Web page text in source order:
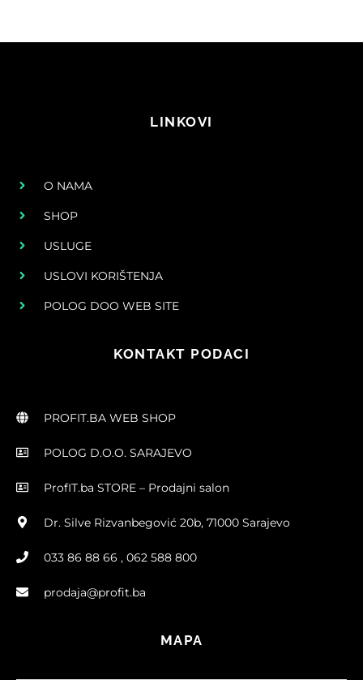
LINKOVI
O NAMA
SHOP
USLUGE
USLOVI KORIŠTENJA
POLOG DOO WEB SITE
KONTAKT PODACI
PROFIT.BA WEB SHOP
POLOG D.O.O. SARAJEVO
ProfIT.ba STORE – Prodajni salon
Dr. Silve Rizvanbegović 20b, 71000 Sarajevo
033 86 88 66 , 062 588 800
prodaja@profit.ba
MAPA